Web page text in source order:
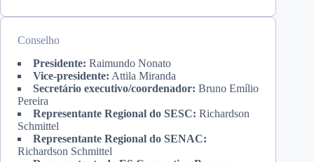
Conselho
Presidente: Raimundo Nonato
Vice-presidente: Attila Miranda
Secretário executivo/coordenador: Bruno Emílio
Pereira
Representante Regional do SESC: Richardson
Schmittel
Representante Regional do SENAC:
Richardson Schmittel